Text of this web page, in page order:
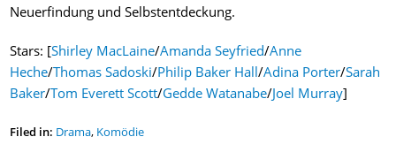
Neuerfindung und Selbstentdeckung.
Stars: [Shirley MacLaine/Amanda Seyfried/Anne
Heche/Thomas Sadoski/Philip Baker Hall/Adina Porter/Sarah
Baker/Tom Everett Scott/Gedde Watanabe/Joel Murray]
Filed in: Drama, Komödie